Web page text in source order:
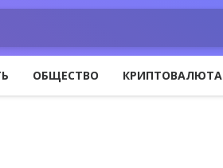
ОБЩЕСТВО КРИПТОВАЛЮТА